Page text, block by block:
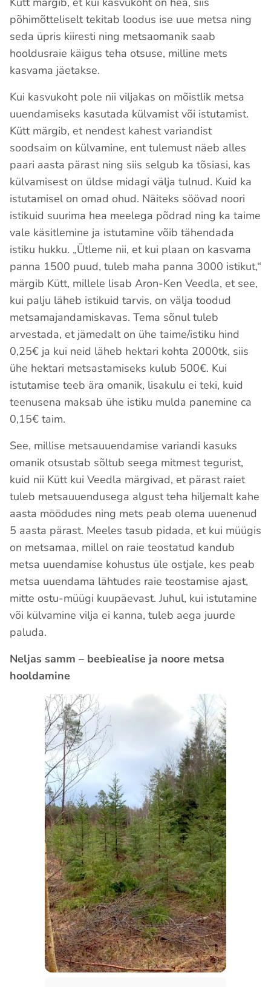
põhimõtteliselt tekitab loodus ise uue metsa ning
seda üpris kiiresti ning metsaomanik saab
hooldusraie käigus teha otsuse, milline mets
kasvama jäetakse.
Kui kasvukoht pole nii viljakas on mõistlik metsa
uuendamiseks kasutada külvamist või istutamist.
Kütt märgib, et nendest kahest variandist
soodsaim on külvamine, ent tulemust näeb alles
paari aasta pärast ning siis selgub ka tõsiasi, kas
külvamisest on üldse midagi välja tulnud. Kuid ka
istutamisel on omad ohud. Näiteks söövad noori
istikuid suurima hea meelega põdrad ning ka taime
vale käsitlemine ja istutamine võib tähendada
istiku hukku. „Ütleme nii, et kui plaan on kasvama
panna 1500 puud, tuleb maha panna 3000 istikut,“
märgib Kütt, millele lisab Aron-Ken Veedla, et see,
kui palju läheb istikuid tarvis, on välja toodud
metsamajandamiskavas. Tema sõnul tuleb
arvestada, et jämedalt on ühe taime/istiku hind
0,25€ ja kui neid läheb hektari kohta 2000tk, siis
ühe hektari metsastamiseks kulub 500€. Kui
istutamise teeb ära omanik, lisakulu ei teki, kuid
teenusena maksab ühe istiku mulda panemine ca
0,15€ taim.
See, millise metsauuendamise variandi kasuks
omanik otsustab sõltub seega mitmest tegurist,
kuid nii Kütt kui Veedla märgivad, et pärast raiet
tuleb metsauuendusega algust teha hiljemalt kahe
aasta möödudes ning mets peab olema uuenenud
5 aasta pärast. Meeles tasub pidada, et kui müügis
on metsamaa, millel on raie teostatud kandub
metsa uuendamise kohustus üle ostjale, kes peab
metsa uuendama lähtudes raie teostamise ajast,
mitte ostu-müügi kuupäevast. Juhul, kui istutamine
või külvamine vilja ei kanna, tuleb aega juurde
paluda.
Neljas samm – beebiealise ja noore metsa
hooldamine